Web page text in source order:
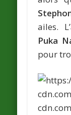
ailes.
Puka
pour